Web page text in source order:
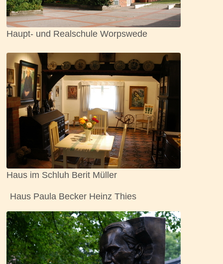
Haupt- und Realschule Worpswede
Haus im Schluh Berit Müller
Haus Paula Becker Heinz Thies